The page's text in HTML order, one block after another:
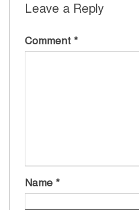
Leave a Reply
Comment *
Name *